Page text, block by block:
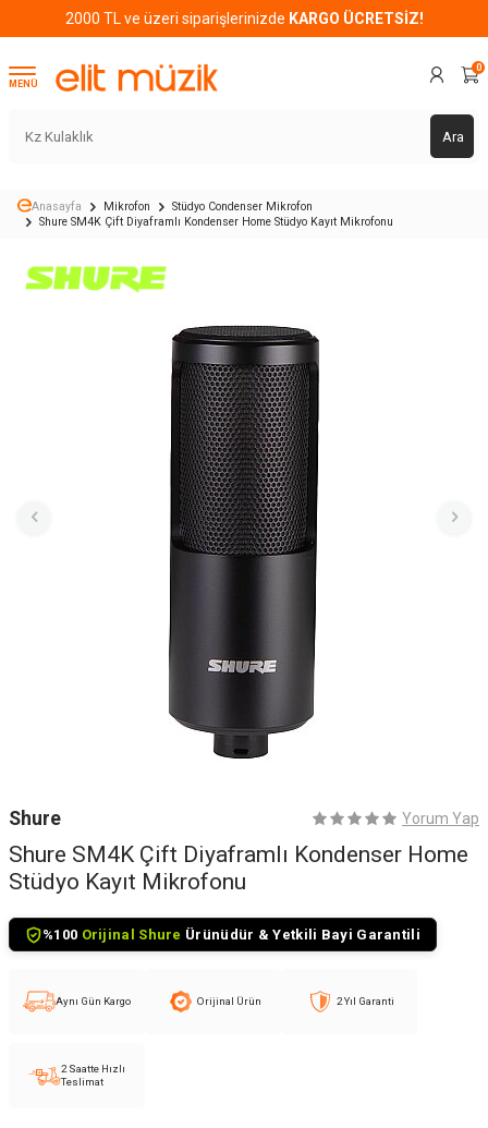
2000 TL ve üzeri siparişlerinizde KARGO ÜCRETSİZ!
MENÜ
Ara
0
Anasayfa Mikrofon
Stüdyo Condenser Mikrofon
Shure SM4K Çift Diyaframlı Kondenser Home Stüdyo Kayıt Mikrofonu
Shure Yorum Yap
Shure SM4K Çift Diyaframlı Kondenser Home
Stüdyo Kayıt Mikrofonu
%100 Orijinal Shure Ürünüdür & Yetkili Bayi Garantili
Aynı Gün Kargo Orijinal Ürün 2 Yıl Garanti
2 Saatte Hızlı
Teslimat